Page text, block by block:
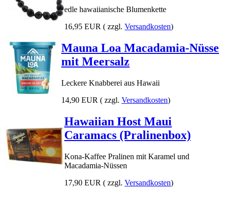
edle hawaiianische Blumenkette
16,95 EUR ( zzgl. Versandkosten)
Mauna Loa Macadamia-Nüsse
mit Meersalz
Leckere Knabberei aus Hawaii
14,90 EUR ( zzgl. Versandkosten)
Hawaiian Host Maui
Caramacs (Pralinenbox)
Kona-Kaffee Pralinen mit Karamel und
Macadamia-Nüssen
17,90 EUR ( zzgl. Versandkosten)